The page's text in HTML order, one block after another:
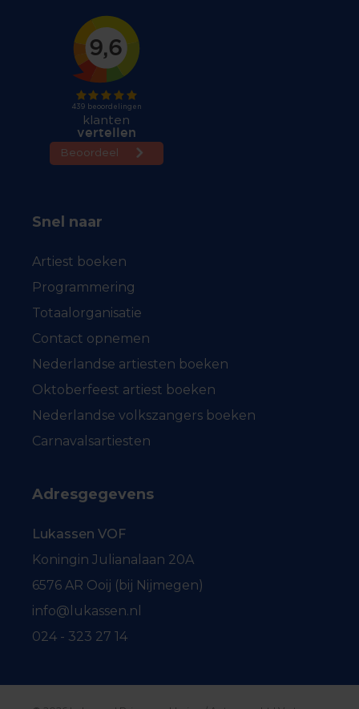
Snel naar
Artiest boeken
Programmering
Totaalorganisatie
Contact opnemen
Nederlandse artiesten boeken
Oktoberfeest artiest boeken
Nederlandse volkszangers boeken
Carnavalsartiesten
Adresgegevens
Lukassen VOF
Koningin Julianalaan 20A
6576 AR Ooij (bij Nijmegen)
info@lukassen.nl
024 - 323 27 14